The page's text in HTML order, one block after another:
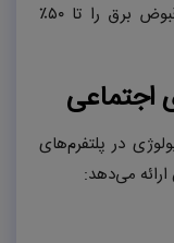
برق را تا ۵۰٪
اجتماعی
در پلتفرم‌های
می‌دهد: